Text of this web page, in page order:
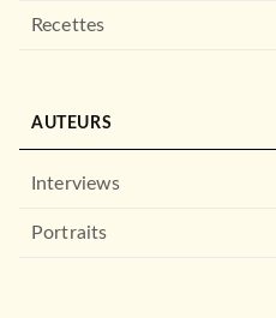
Recettes
AUTEURS
Interviews
Portraits